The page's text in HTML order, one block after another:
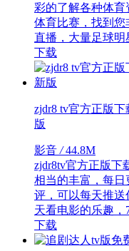
彩的了解各种体
体育比赛，找到您
直播，大量足球
下载
zjdr8 tv官方正版
版
影音/44.8M
zjdr8tv官方正版下
相当的丰富，每日
评，可以每天推
天看电影的乐趣，
下载